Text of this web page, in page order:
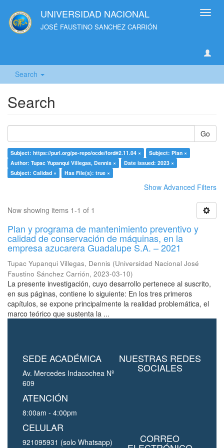
UNIVERSIDAD NACIONAL
JOSÉ FAUSTINO SANCHEZ CARRIÓN
Search
Search
Go
Subject: https://purl.org/pe-repo/ocde/ford#2.11.04 ×
Subject: Plan ×
Author: Tupac Yupanqui Villegas, Dennis ×
Date issued: 2023 ×
Subject: Calidad ×
Has File(s): true ×
Show Advanced Filters
Now showing items 1-1 of 1
Plan y programa de mantenimiento preventivo y
calidad de conservación de máquinas, en la
empresa azucarera Guadalupe S.A. – 2021
Tupac Yupanqui Villegas, Dennis (Universidad Nacional José
Faustino Sánchez Carrión, 2023-03-10)
La presente investigación, cuyo desarrollo pertenece al suscrito,
en sus páginas, contiene lo siguiente: En los tres primeros
capítulos, se expone principalmente la realidad problemática, el
marco teórico que sustenta la ...
SEDE ACADÉMICA
Av. Mercedes Indacochea Nº
609
ATENCIÓN
8:00am - 4:00pm
CELULAR
921095931 (solo Whatsapp)
NUESTRAS REDES
SOCIALES
CORREO